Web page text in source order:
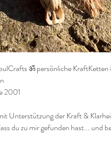
ॐ persönliche
2001
Unterstützung der Kraft &
du zu mir gefunden hast... und